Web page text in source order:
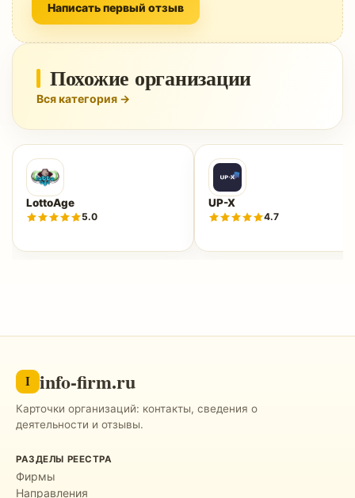
Написать первый отзыв
Похожие организации
Вся категория →
LottoAge
5.0
UP-X
4.7
I info-firm.ru
Карточки организаций: контакты, сведения о
деятельности и отзывы.
РАЗДЕЛЫ РЕЕСТРА
Фирмы
Направления